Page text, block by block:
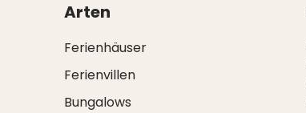
Arten
Ferienhäuser
Ferienvillen
Bungalows